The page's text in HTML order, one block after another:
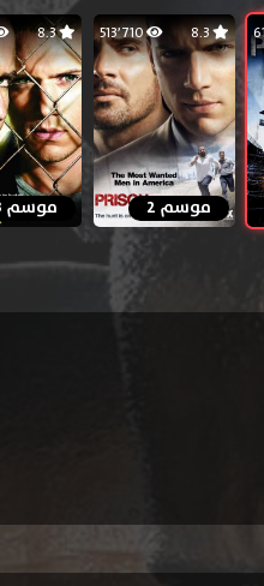
8.3 513٬710
موسم 2
8.3
موسم 3